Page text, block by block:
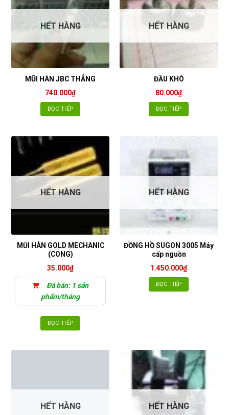
HẾT HÀNG
MŨI HÀN JBC THẲNG
740.000₫
ĐỌC TIẾP
HẾT HÀNG
ĐẦU KHÒ
80.000₫
ĐỌC TIẾP
HẾT HÀNG
MŨI HÀN GOLD MECHANIC
(CONG)
35.000₫
Đã bán: 1 sản
phẩm/tháng
ĐỌC TIẾP
HẾT HÀNG
ĐỒNG HỒ SUGON 3005 Máy
cấp nguồn
1.450.000₫
ĐỌC TIẾP
HẾT HÀNG HẾT HÀNG